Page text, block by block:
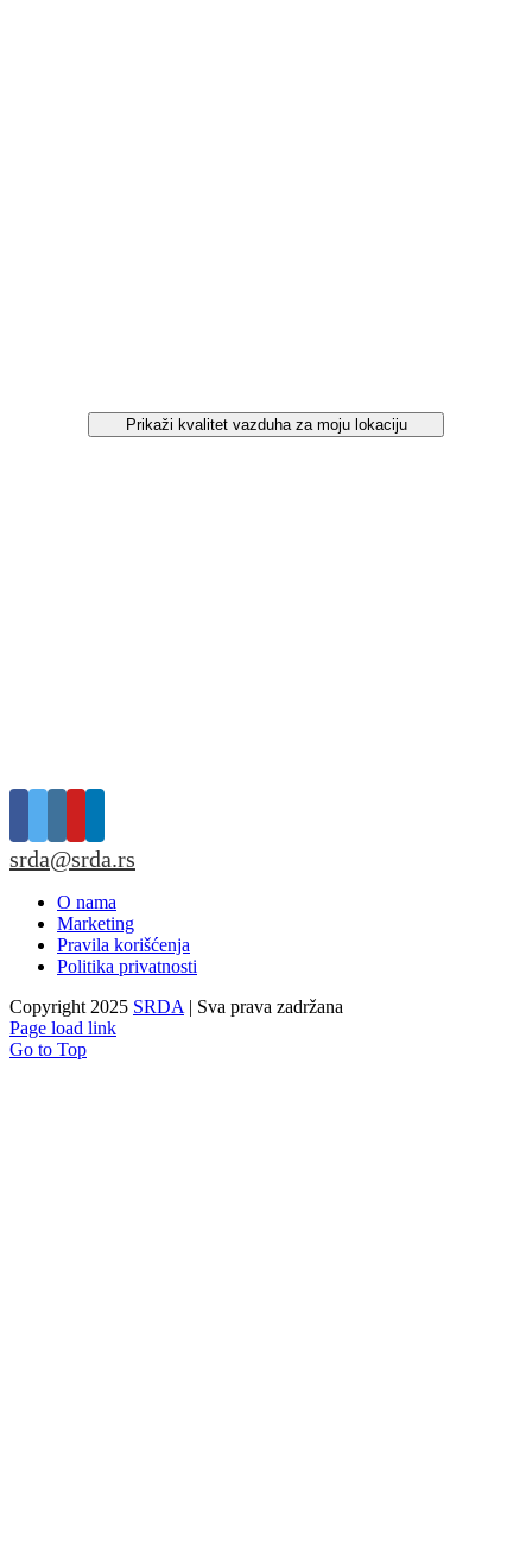
Prikaži kvalitet vazduha za moju lokaciju
srda@srda.rs
O nama
Marketing
Pravila korišćenja
Politika privatnosti
Copyright 2025 SRDA | Sva prava zadržana
Page load link
Go to Top